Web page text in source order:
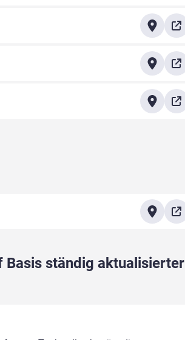
Basis ständig aktualisierter